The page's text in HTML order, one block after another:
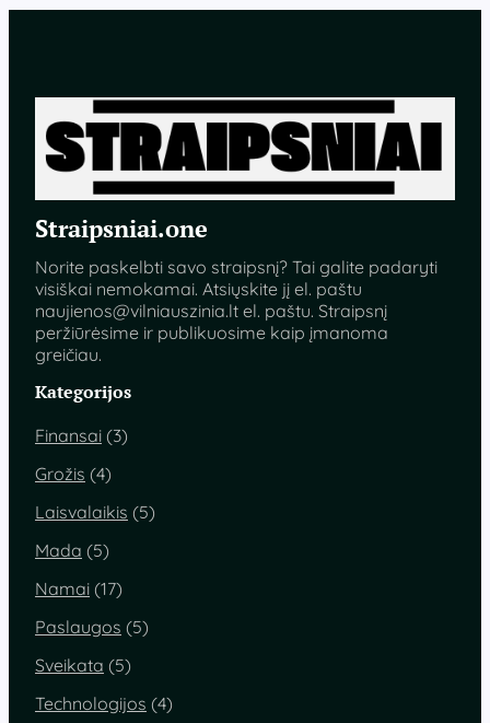
Straipsniai.one
Norite paskelbti savo straipsnį? Tai galite padaryti
visiškai nemokamai. Atsiųskite jį el. paštu
naujienos@vilniauszinia.lt el. paštu. Straipsnį
peržiūrėsime ir publikuosime kaip įmanoma
greičiau.
Kategorijos
Finansai (3)
Grožis (4)
Laisvalaikis (5)
Mada (5)
Namai (17)
Paslaugos (5)
Sveikata (5)
Technologijos (4)